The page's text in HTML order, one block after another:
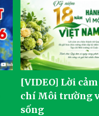
[VIDEO] Lời
chí Môi trường
sống